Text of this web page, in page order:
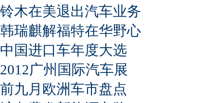
铃木在美退出汽车业务
韩瑞麒解福特在华野心
中国进口车年度大选
2012广州国际汽车展
前九月欧洲车市盘点